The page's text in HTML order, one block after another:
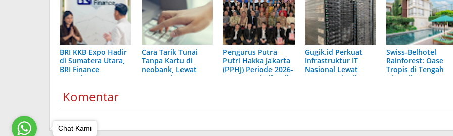
BRI KKB Expo Hadir
di Sumatera Utara,
BRI Finance
Tawarkan Beragam
Pembiayaan
Kendaraan
Cara Tarik Tunai
Tanpa Kartu di
neobank, Lewat
ATM Berlogo PRIMA
Pengurus Putra
Putri Hakka Jakarta
(PPHJ) Periode 2026-
2030 Resmi Dilantik,
Gugik.id Perkuat
Infrastruktur IT
Nasional Lewat
Layanan Distributor
Swiss-Belhotel
Rainforest: Oase
Tropis di Tengah
Dinamika Sunset
Komentar
Chat Kami